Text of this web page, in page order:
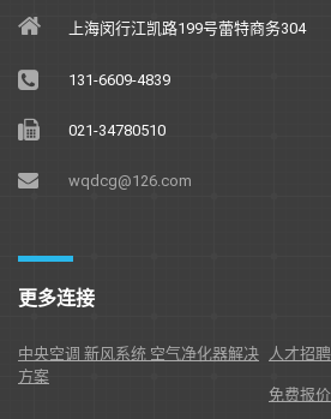
上海闵行江凯路199号蕾特商务304
131-6609-4839
021-34780510
wqdcg@126.com
更多连接
中央空调 新风系统 空气净化器解决
方案
人才招聘
免费报价